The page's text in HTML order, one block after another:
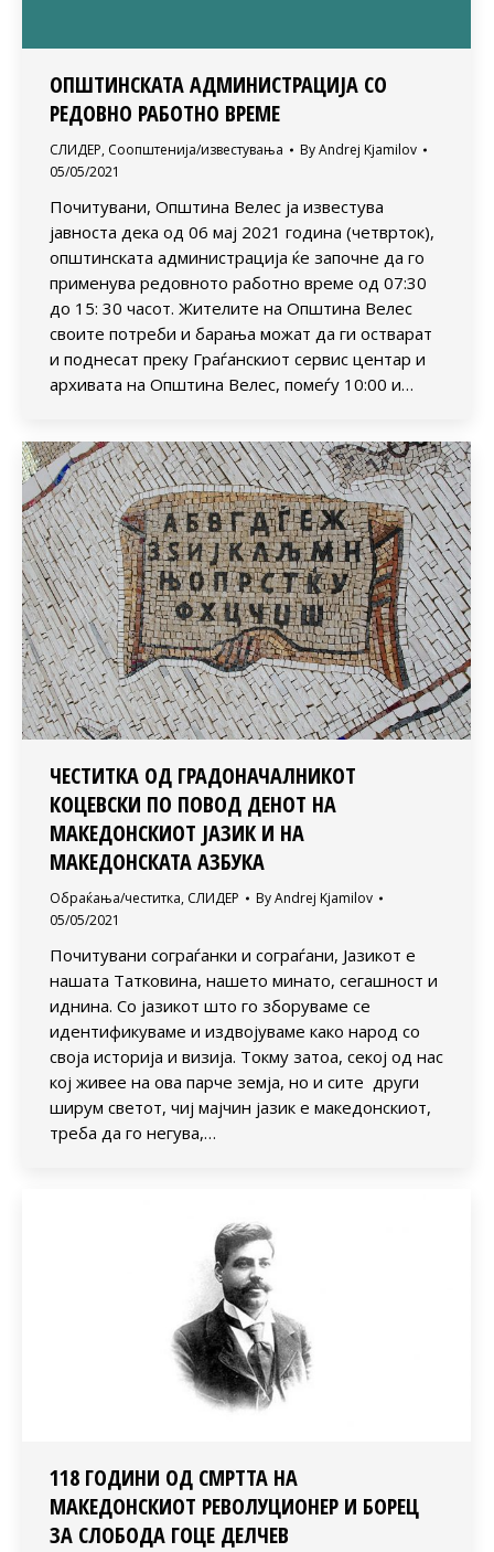
ОПШТИНСКАТА АДМИНИСТРАЦИЈА СО
РЕДОВНО РАБОТНО ВРЕМЕ
СЛИДЕР, Соопштенија/известувања ByAndrej Kjamilov
05/05/2021
Почитувани, Општина Велес ја известува
јавноста дека од 06 мај 2021 година (четврток),
општинската администрација ќе започне да го
применува редовното работно време од 07:30
до 15: 30 часот. Жителите на Општина Велес
своите потреби и барања можат да ги остварат
и поднесат преку Граѓанскиот сервис центар и
архивата на Општина Велес, помеѓу 10:00 и…
ЧЕСТИТКА ОД ГРАДОНАЧАЛНИКОТ
КОЦЕВСКИ ПО ПОВОД ДЕНОТ НА
МАКЕДОНСКИОТ ЈАЗИК И НА
МАКЕДОНСКАТА АЗБУКА
Обраќања/честитка, СЛИДЕР ByAndrej Kjamilov
05/05/2021
Почитувани сограѓанки и сограѓани, Јазикот е
нашата Татковина, нашето минато, сегашност и
иднина. Со јазикот што го зборуваме се
идентификуваме и издвојуваме како народ со
своја историја и визија. Токму затоа, секој од нас
кој живее на ова парче земја, но и сите други
ширум светот, чиј мајчин јазик е македонскиот,
треба да го негува,…
118 ГОДИНИ ОД СМРТТА НА
МАКЕДОНСКИОТ РЕВОЛУЦИОНЕР И БОРЕЦ
ЗА СЛОБОДА ГОЦЕ ДЕЛЧЕВ